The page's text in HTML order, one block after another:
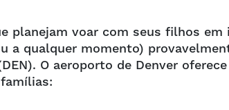
planejam voar com seus filhos
a qualquer momento)
O aeroporto de Denver